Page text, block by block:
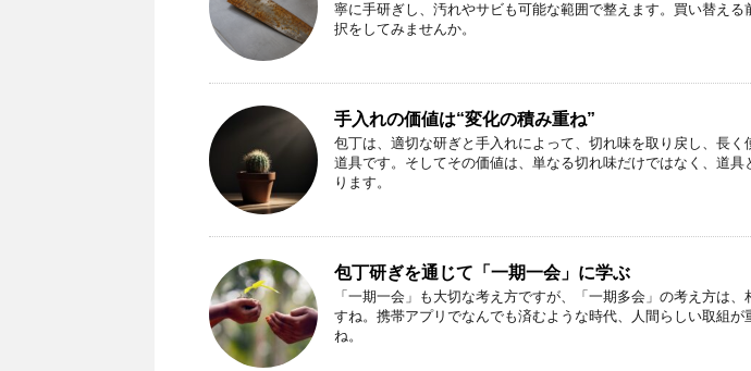
寧に手研ぎし、汚れやサビも可能な範囲で整えます。買い替える
択をしてみませんか。
手入れの価値は“変化の積み重ね”
包丁は、適切な研ぎと手入れによって、切れ味を取り戻し、長く
道具です。そしてその価値は、単なる切れ味だけではなく、道具
ります。
包丁研ぎを通じて「一期一会」に学ぶ
「一期一会」も大切な考え方ですが、「一期多会」の考え方は
すね。携帯アプリでなんでも済むような時代、人間らしい取組が
ね。